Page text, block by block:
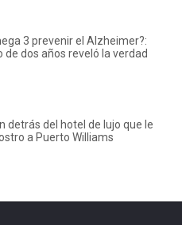
3 prevenir el Alzheimer?:
de dos años reveló la verdad
detrás del hotel de lujo que le
a Puerto Williams